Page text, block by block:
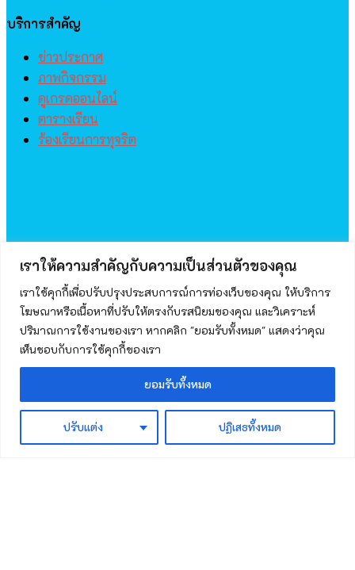
เราให้ความสำคัญกับความเป็นส่วนตัวของคุณ
เราใช้คุกกี้เพื่อปรับปรุงประสบการณ์การท่องเว็บของคุณ ให้บริการ
โฆษณาหรือเนื้อหาที่ปรับให้ตรงกับรสนิยมของคุณ และวิเคราะห์
ปริมาณการใช้งานของเรา หากคลิก "ยอมรับทั้งหมด" แสดงว่าคุณ
เห็นชอบกับการใช้คุกกี้ของเรา
ปรับแต่ง ปฏิเสธทั้งหมด
ยอมรับทั้งหมด
บริการสำคัญ
ข่าวประกาศ
ภาพกิจกรรม
ดูเกรดออนไลน์
ตารางเรียน
ร้องเรียนการทุจริต
Sakunee Niyom